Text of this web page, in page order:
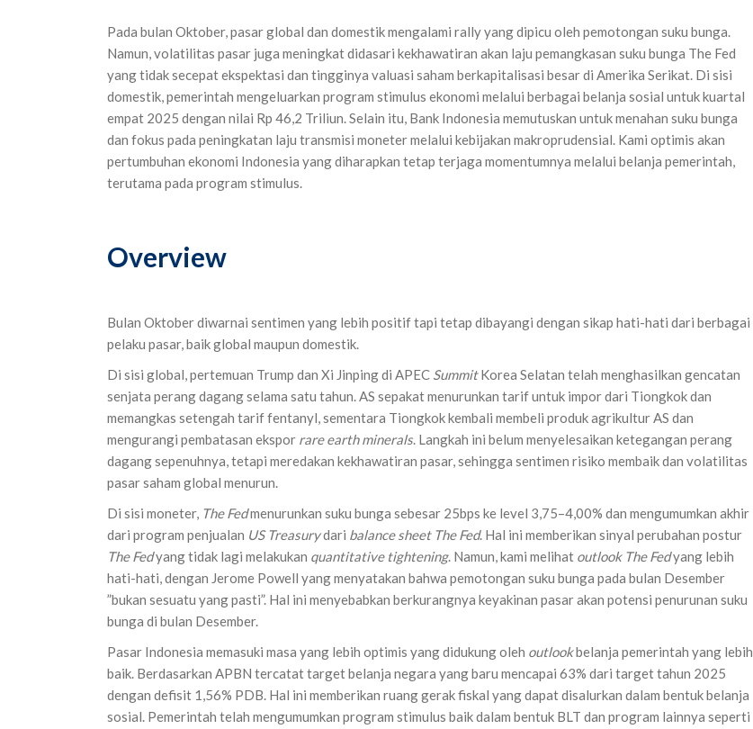
Pada bulan Oktober, pasar global dan domestik mengalami rally yang dipicu oleh pemotongan suku bunga.
Namun, volatilitas pasar juga meningkat didasari kekhawatiran akan laju pemangkasan suku bunga The Fed
yang tidak secepat ekspektasi dan tingginya valuasi saham berkapitalisasi besar di Amerika Serikat. Di sisi
domestik, pemerintah mengeluarkan program stimulus ekonomi melalui berbagai belanja sosial untuk kuartal
empat 2025 dengan nilai Rp 46,2 Triliun. Selain itu, Bank Indonesia memutuskan untuk menahan suku bunga
dan fokus pada peningkatan laju transmisi moneter melalui kebijakan makroprudensial. Kami optimis akan
pertumbuhan ekonomi Indonesia yang diharapkan tetap terjaga momentumnya melalui belanja pemerintah,
terutama pada program stimulus.
Overview
Bulan Oktober diwarnai sentimen yang lebih positif tapi tetap dibayangi dengan sikap hati-hati dari berbagai
pelaku pasar, baik global maupun domestik.
Di sisi global, pertemuan Trump dan Xi Jinping di APEC SummitKorea Selatan telah menghasilkan gencatan
senjata perang dagang selama satu tahun. AS sepakat menurunkan tarif untuk impor dari Tiongkok dan
memangkas setengah tarif fentanyl, sementara Tiongkok kembali membeli produk agrikultur AS dan
mengurangi pembatasan ekspor rare earth minerals. Langkah ini belum menyelesaikan ketegangan perang
dagang sepenuhnya, tetapi meredakan kekhawatiran pasar, sehingga sentimen risiko membaik dan volatilitas
pasar saham global menurun.
Di sisi moneter, The Fedmenurunkan suku bunga sebesar 25bps ke level 3,75–4,00% dan mengumumkan akhir
dari program penjualan US Treasurydari balance sheet The Fed. Hal ini memberikan sinyal perubahan postur
The Fedyang tidak lagi melakukan quantitative tightening. Namun, kami melihat outlook The Fedyang lebih
hati-hati, dengan Jerome Powell yang menyatakan bahwa pemotongan suku bunga pada bulan Desember
”bukan sesuatu yang pasti”. Hal ini menyebabkan berkurangnya keyakinan pasar akan potensi penurunan suku
bunga di bulan Desember.
Pasar Indonesia memasuki masa yang lebih optimis yang didukung oleh outlookbelanja pemerintah yang lebih
baik. Berdasarkan APBN tercatat target belanja negara yang baru mencapai 63% dari target tahun 2025
dengan defisit 1,56% PDB. Hal ini memberikan ruang gerak fiskal yang dapat disalurkan dalam bentuk belanja
sosial. Pemerintah telah mengumumkan program stimulus baik dalam bentuk BLT dan program lainnya seperti